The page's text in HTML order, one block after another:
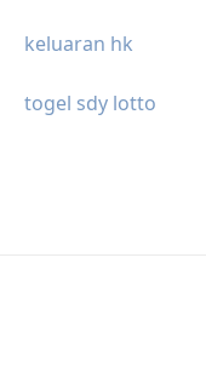
keluaran hk
togel sdy lotto